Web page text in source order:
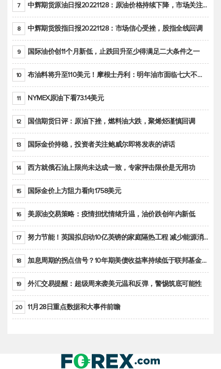
7 中辉期货原油日报20221128：原油价格持续下降，市场关注OPEC+新一轮产能政策
8 中辉期货股指日报20221128：市场信心受挫，股指全线回调
9 国际油价创11个月新低，止跌回升至少得满足二大条件之一
10 布油料将升至110美元！摩根士丹利：明年油市面临七大不确定性
11 NYMEX原油下看73.14美元
12 国信期货日评：原油下挫，燃料油大跌，聚烯烃谨慎回调
13 国际金价持稳，投资者关注鲍威尔即将发表的讲话
14 西方就俄石油上限尚未达成一致，专家抨击限价是无用功
15 国际金价上方阻力看向1758美元
16 美原油交易策略：疫情担忧情绪升温，油价跌创年内新低
17 努力节能！英国拟启动10亿英镑的家庭隔热工程 减少能源消耗
18 加息周期的拐点信号？10年期美债收益率持续低于联邦基金利率目标区间
19 外汇交易提醒：超级周来袭美元温和反弹，警惕筑底可能性
20 11月28日重点数据和大事件前瞻